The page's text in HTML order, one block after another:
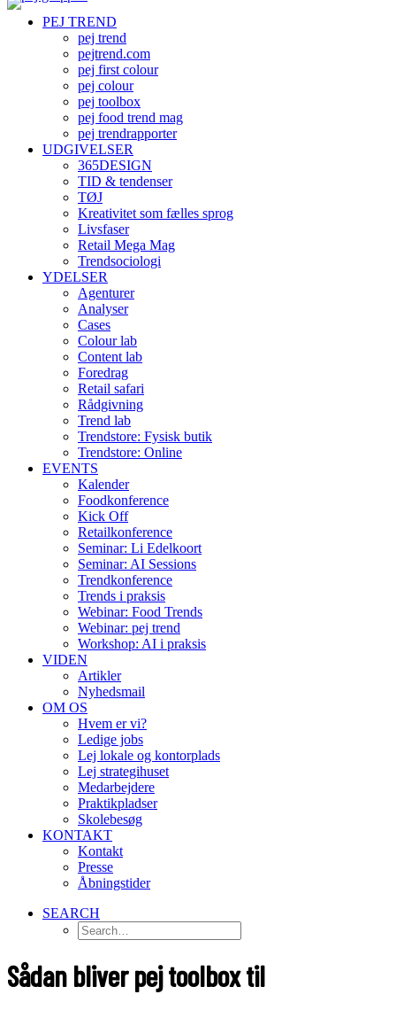
PEJ TREND
pej trend
pejtrend.com
pej first colour
pej colour
pej toolbox
pej food trend mag
pej trendrapporter
UDGIVELSER
365DESIGN
TID & tendenser
TØJ
Kreativitet som fælles sprog
Livsfaser
Retail Mega Mag
Trendsociologi
YDELSER
Agenturer
Analyser
Cases
Colour lab
Content lab
Foredrag
Retail safari
Rådgivning
Trend lab
Trendstore: Fysisk butik
Trendstore: Online
EVENTS
Kalender
Foodkonference
Kick Off
Retailkonference
Seminar: Li Edelkoort
Seminar: AI Sessions
Trendkonference
Trends i praksis
Webinar: Food Trends
Webinar: pej trend
Workshop: AI i praksis
VIDEN
Artikler
Nyhedsmail
OM OS
Hvem er vi?
Ledige jobs
Lej lokale og kontorplads
Lej strategihuset
Medarbejdere
Praktikpladser
Skolebesøg
KONTAKT
Kontakt
Presse
Åbningstider
SEARCH
Sådan bliver pej toolbox til